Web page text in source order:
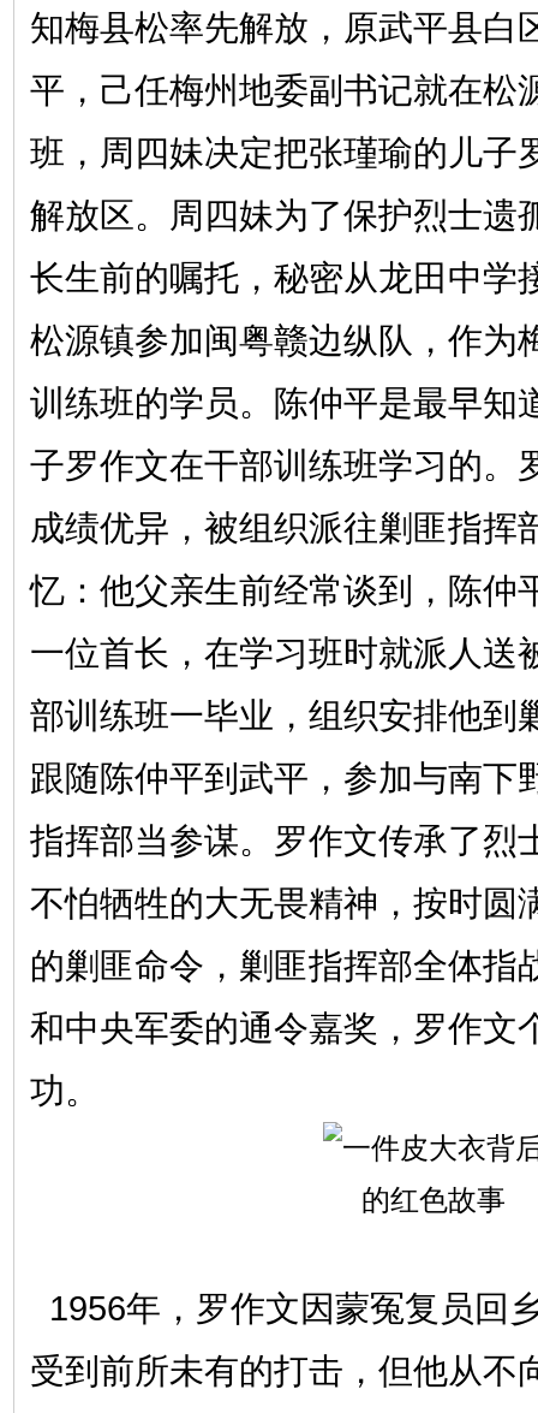
知梅县松率先解放，原武平县白
平，己任梅州地委副书记就在松
班，周四妹决定把张瑾瑜的儿子
解放区。周四妹为了保护烈士遗
长生前的嘱托，秘密从龙田中学
松源镇参加闽粤赣边纵队，作为
训练班的学员。陈仲平是最早知
子罗作文在干部训练班学习的。
成绩优异，被组织派往剿匪指挥
忆：他父亲生前经常谈到，陈仲
一位首长，在学习班时就派人送
部训练班一毕业，组织安排他到
跟随陈仲平到武平，参加与南下
指挥部当参谋。罗作文传承了烈
不怕牺牲的大无畏精神，按时圆
的剿匪命令，剿匪指挥部全体指
和中央军委的通令嘉奖，罗作文
功。
1956年，罗作文因蒙冤复员回
受到前所未有的打击，但他从不